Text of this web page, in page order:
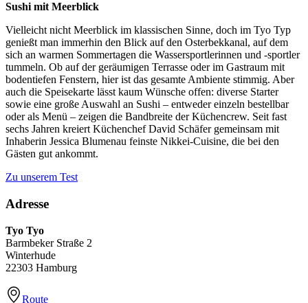
Sushi mit Meerblick
Vielleicht nicht Meerblick im klassischen Sinne, doch im Tyo Typ
genießt man immerhin den Blick auf den Osterbekkanal, auf dem
sich an warmen Sommertagen die Wassersportlerinnen und -sportler
tummeln. Ob auf der geräumigen Terrasse oder im Gastraum mit
bodentiefen Fenstern, hier ist das gesamte Ambiente stimmig. Aber
auch die Speisekarte lässt kaum Wünsche offen: diverse Starter
sowie eine große Auswahl an Sushi – entweder einzeln bestellbar
oder als Menü – zeigen die Bandbreite der Küchencrew. Seit fast
sechs Jahren kreiert Küchenchef David Schäfer gemeinsam mit
Inhaberin Jessica Blumenau feinste Nikkei-Cuisine, die bei den
Gästen gut ankommt.
Zu unserem Test
Adresse
Tyo Tyo
Barmbeker Straße 2
Winterhude
22303 Hamburg
Route